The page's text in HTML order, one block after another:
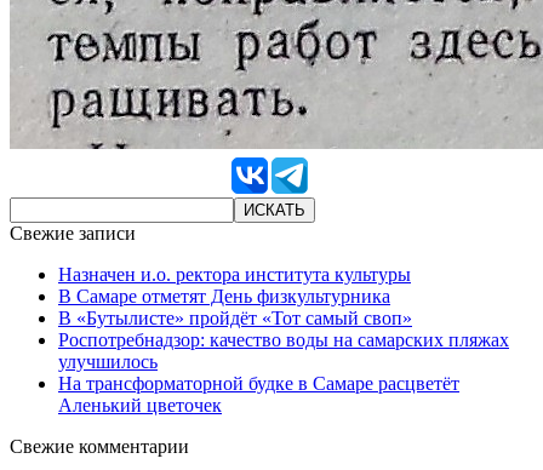
Свежие записи
Назначен и.о. ректора института культуры
В Самаре отметят День физкультурника
В «Бутылисте» пройдёт «Тот самый своп»
Роспотребнадзор: качество воды на самарских пляжах
улучшилось
На трансформаторной будке в Самаре расцветёт
Аленький цветочек
Свежие комментарии